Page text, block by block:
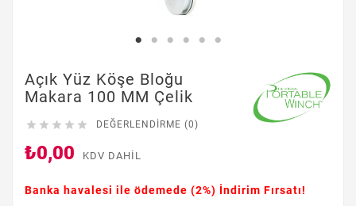
Açık Yüz Köşe Bloğu
Makara 100 MM Çelik
     DEĞERLENDIRME (0)
₺0,00 KDV DAHIL
Banka havalesi ile ödemede (2%) İndirim Fırsatı!